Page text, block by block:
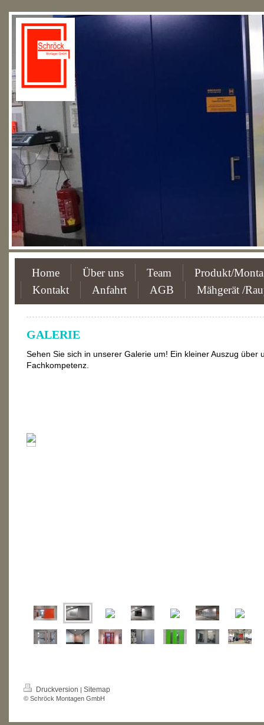
Home Über uns Team
Produkt/
Kontakt
Anfahrt AGB Mähgerät /
GALERIE
Sehen Sie sich in unserer Galerie um! Ein kleiner Auszug über
Fachkompetenz.
Druckversion | Sitemap
© Schröck Montagen GmbH